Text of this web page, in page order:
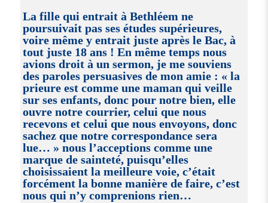
La fille qui entrait à Bethléem ne
poursuivait pas ses études supérieures,
voire même y entrait juste après le Bac, à
tout juste 18 ans ! En même temps nous
avions droit à un sermon, je me souviens
des paroles persuasives de mon amie : « la
prieure est comme une maman qui veille
sur ses enfants, donc pour notre bien, elle
ouvre notre courrier, celui que nous
recevons et celui que nous envoyons, donc
sachez que notre correspondance sera
lue… » nous l’acceptions comme une
marque de sainteté, puisqu’elles
choisissaient la meilleure voie, c’était
forcément la bonne manière de faire, c’est
nous qui n’y comprenions rien…